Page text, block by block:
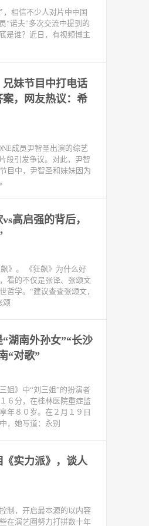
，相信不少人对片中中国
“诺夫”多次交流中提到的
是谁？近日，有视频博主
妹节目中打电话
，网友热议：希
成员尹智圣出演的综艺
段引发争议。对此，尹智
目中，尹智圣和妹妹因为
高启强的背后，
》。 《狂飙》为什么好
看的不仅是张译、张颂文
哲学。“建议查查张颂文，
颂
湖南外孙女”“长沙
“对歌”
姐》中“刘三姐”的扮演者
６分，在桂林医院重症监
年８０岁。在２月１９日
，她写道：永别
实力派》，谈人
制，开启最本源的以内容
在演艺圈努力打拼数十年